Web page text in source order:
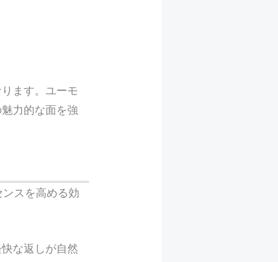
ます。ユーモ
力的な面を強
スを高める効
な返しが自然